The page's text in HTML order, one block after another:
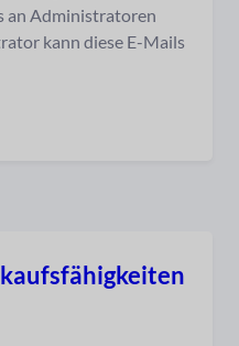
an Administratoren
kann diese E-Mails